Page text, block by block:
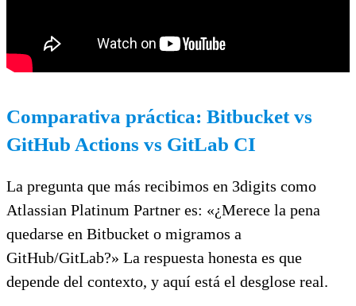
Comparativa práctica: Bitbucket vs
GitHub Actions vs GitLab CI
La pregunta que más recibimos en 3digits como
Atlassian Platinum Partner es: «¿Merece la pena
quedarse en Bitbucket o migramos a
GitHub/GitLab?» La respuesta honesta es que
depende del contexto, y aquí está el desglose real.